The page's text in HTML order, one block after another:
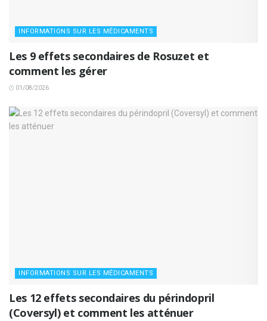
INFORMATIONS SUR LES MÉDICAMENTS
Les 9 effets secondaires de Rosuzet et
comment les gérer
01/08/2026
INFORMATIONS SUR LES MÉDICAMENTS
Les 12 effets secondaires du périndopril
(Coversyl) et comment les atténuer